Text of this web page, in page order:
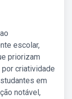
escolar,
priorizam
criatividade
em
notável,